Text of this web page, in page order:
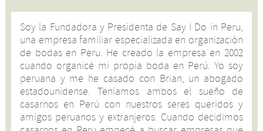
Soy la Fundadora y Presidenta de Say I Do in Peru,
una empresa familiar especializada en organización
de bodas en Peru. He creado la empresa en 2002
cuando organicé mi propia boda en Perú. Yo soy
peruana y me he casado con Brian, un abogado
estadounidense. Teníamos ambos el sueño de
casarnos en Perú con nuestros seres queridos y
amigos peruanos y extranjeros. Cuando decidimos